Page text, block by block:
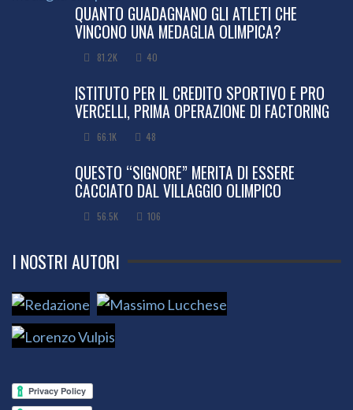
QUANTO GUADAGNANO GLI ATLETI CHE
VINCONO UNA MEDAGLIA OLIMPICA?
81.2K 40
ISTITUTO PER IL CREDITO SPORTIVO E PRO
VERCELLI, PRIMA OPERAZIONE DI FACTORING
66.1K 48
QUESTO “SIGNORE” MERITA DI ESSERE
CACCIATO DAL VILLAGGIO OLIMPICO
56.5K 106
I NOSTRI AUTORI